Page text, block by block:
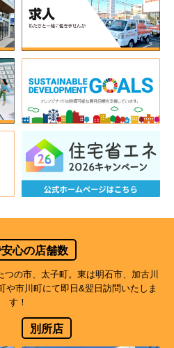
心の店舗数
の市、太子町。東は明石市、加古川
や市川町にて即日&翌日訪問いたしま
す！
別所店